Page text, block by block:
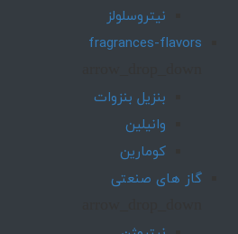
نیتروسلولز
fragrances-flavors
بنزیل بنزوات
وانیلین
کومارین
گاز های صنعتی